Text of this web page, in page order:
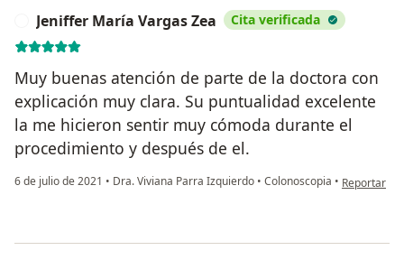
Jeniffer María Vargas Zea Cita verificada
Muy buenas atención de parte de la doctora con
explicación muy clara. Su puntualidad excelente
la me hicieron sentir muy cómoda durante el
procedimiento y después de el.
6 de julio de 2021 • Dra. Viviana Parra Izquierdo • Colonoscopia • en opinión
Reportar